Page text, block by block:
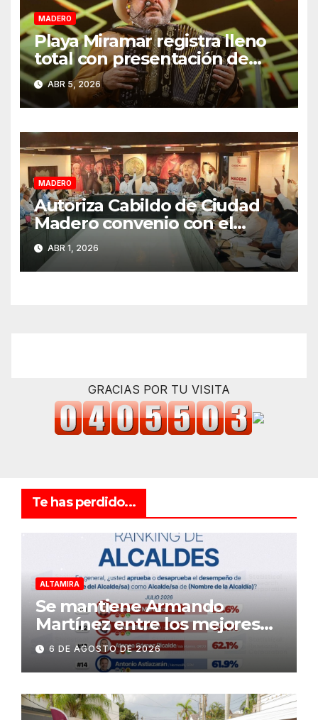
MADERO
Playa Miramar registra lleno
total con presentación de
Grupo Pesado en Semana
Santa 2026
ABR 5, 2026
MADERO
Autoriza Cabildo de Ciudad
Madero convenio con el
Estado para fortalecer el
cobro del impuesto predial
ABR 1, 2026
GRACIAS POR TU VISITA
Te has perdido...
ALTAMIRA
Se mantiene Armando
Martínez entre los mejores
alcaldes del país y número
uno en Tamaulipas
6 DE AGOSTO DE 2026